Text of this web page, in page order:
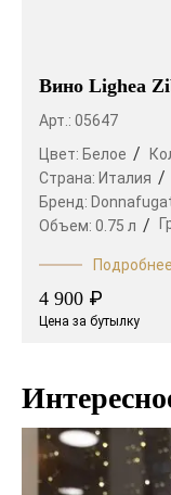
Вино Lighea
Арт.: 05647
Цвет: Белое
Страна: Италия
Бренд:
Объем: 0.75 л
Подробнее
4 900 ₽
Цена за бутылку